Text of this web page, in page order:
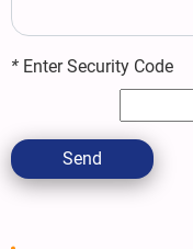
* Enter Security Code
Send